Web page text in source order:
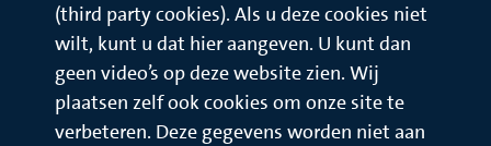
(third party cookies). Als u deze cookies niet
wilt, kunt u dat hier aangeven. U kunt dan
geen video’s op deze website zien. Wij
plaatsen zelf ook cookies om onze site te
verbeteren. Deze gegevens worden niet aan